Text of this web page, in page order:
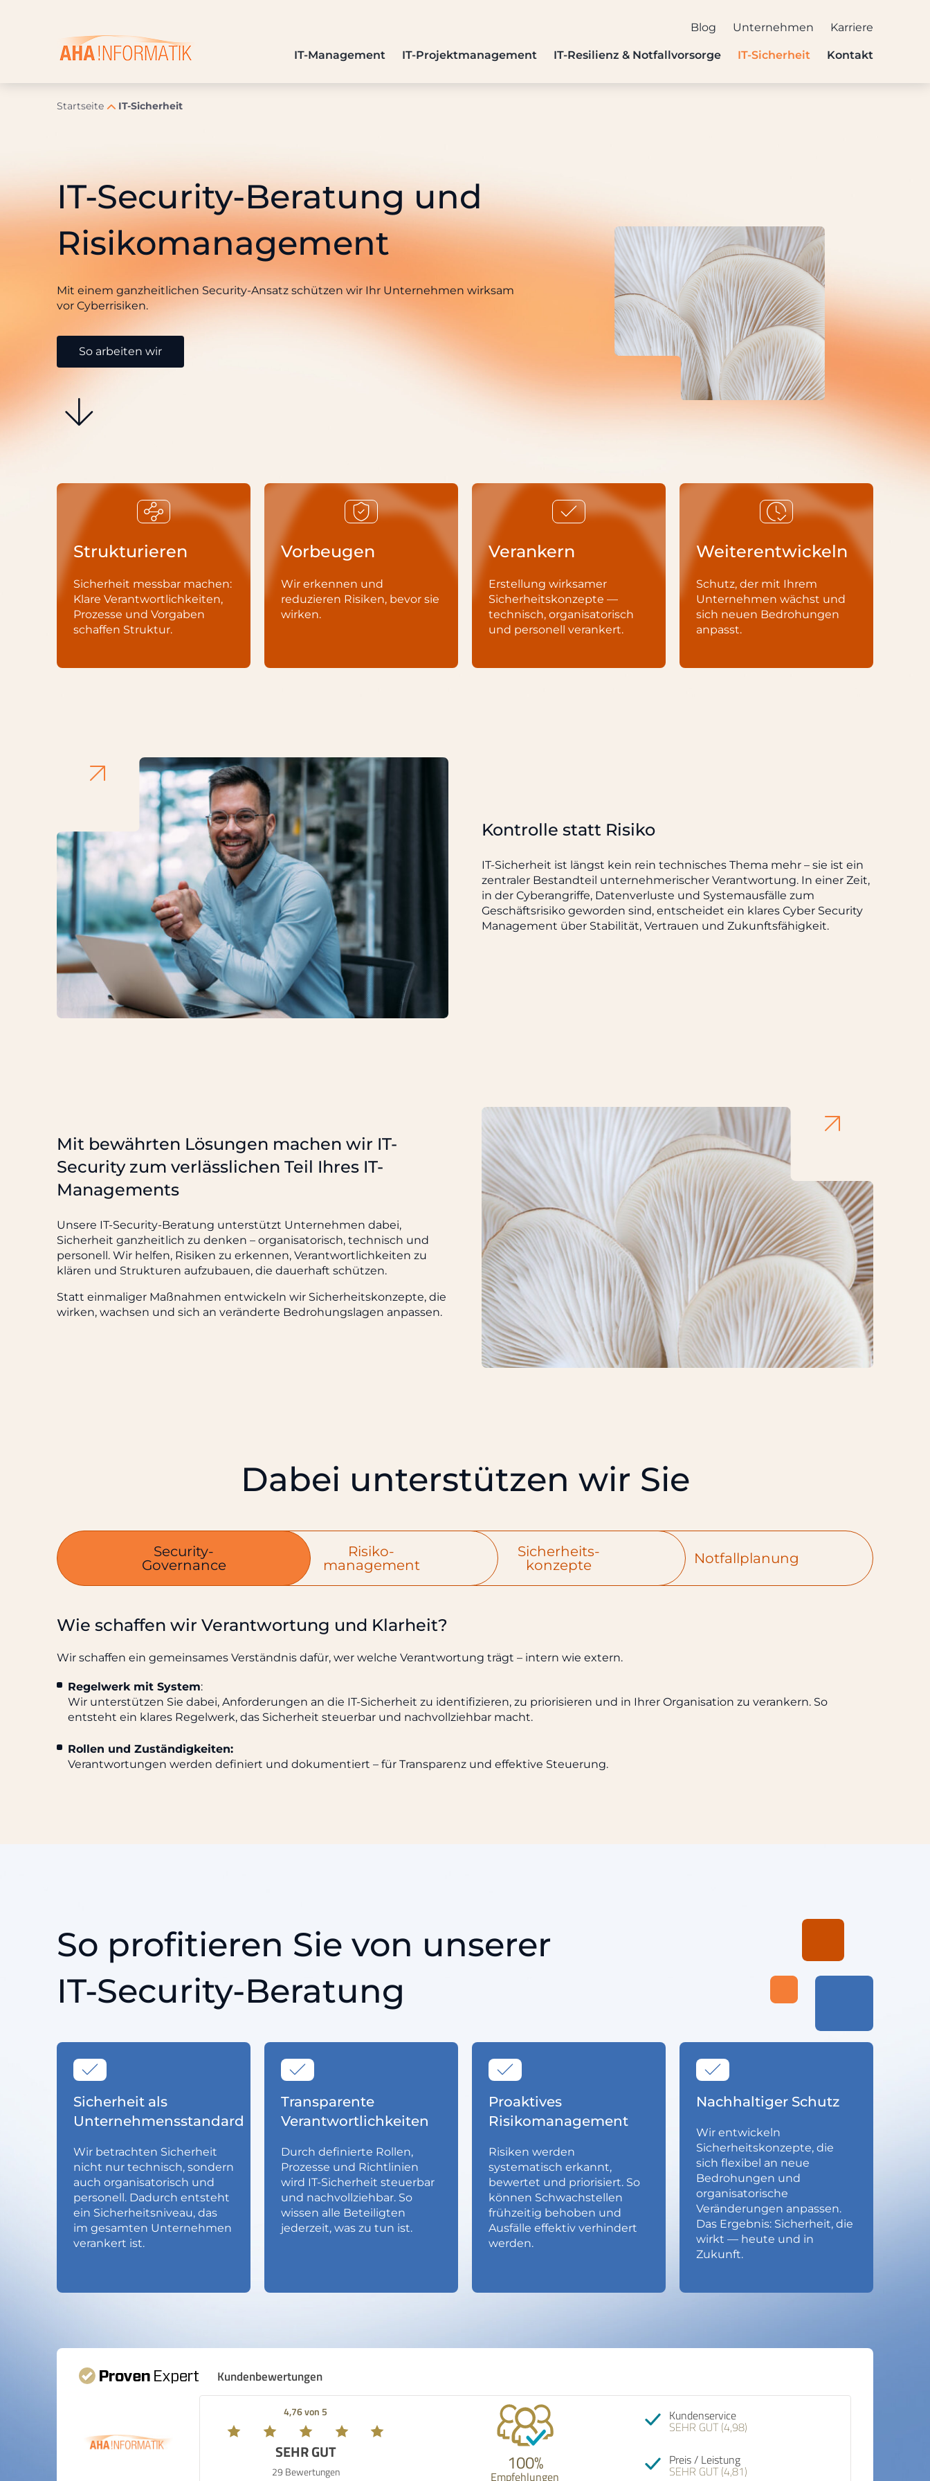
Blog Unternehmen Karriere
IT-Management IT-Projektmanagement IT-Resilienz & Notfallvorsorge IT-Sicherheit Kontakt
Startseite IT-Sicherheit
IT-Security-Beratung und
Risiko­management
Mit einem ganzheitlichen Security-Ansatz schützen wir Ihr Unternehmen wirksam
vor Cyberrisiken.
So arbeiten wir
Strukturieren
Sicherheit messbar machen:
Klare Verantwortlichkeiten,
Prozesse und Vorgaben
schaffen Struktur.
Vorbeugen
Wir erkennen und
reduzieren Risiken, bevor sie
wirken.
Verankern
Erstellung wirksamer
Sicherheitskonzepte —
technisch, organisatorisch
und personell verankert.
Weiterentwickeln
Schutz, der mit Ihrem
Unternehmen wächst und
sich neuen Bedrohungen
anpasst.
Kontrolle statt Risiko
IT-Sicherheit ist längst kein rein technisches Thema mehr – sie ist ein
zentraler Bestandteil unternehmerischer Verantwortung. In einer Zeit,
in der Cyberangriffe, Datenverluste und Systemausfälle zum
Geschäftsrisiko geworden sind, entscheidet ein klares Cyber Security
Management über Stabilität, Vertrauen und Zukunftsfähigkeit.
Mit bewährten Lösungen machen wir IT-
Security zum verlässlichen Teil Ihres IT-
Managements
Unsere IT-Security-Beratung unterstützt Unternehmen dabei,
Sicherheit ganzheitlich zu denken – organisatorisch, technisch und
personell. Wir helfen, Risiken zu erkennen, Verantwortlichkeiten zu
klären und Strukturen aufzubauen, die dauerhaft schützen.
Statt einmaliger Maßnahmen entwickeln wir Sicherheitskonzepte, die
wirken, wachsen und sich an veränderte Bedrohungslagen anpassen.
Dabei unterstützen wir Sie
Security-
Governance
Risiko­
management
Sicherheits­
konzepte
Notfallplanung
Wie schaffen wir Verantwortung und Klarheit?
Wir schaffen ein gemeinsames Verständnis dafür, wer welche Verantwortung trägt – intern wie extern.
Regelwerk mit System:
Wir unterstützen Sie dabei, Anforderungen an die IT-Sicherheit zu identifizieren, zu priorisieren und in Ihrer Organisation zu verankern. So
entsteht ein klares Regelwerk, das Sicherheit steuerbar und nachvollziehbar macht.
Rollen und Zuständigkeiten:
Verantwortungen werden definiert und dokumentiert – für Transparenz und effektive Steuerung.
So profitieren Sie von unserer
IT-Security-Beratung
Sicherheit als
Unternehmensstandard
Wir betrachten Sicherheit
nicht nur technisch, sondern
auch organisatorisch und
personell. Dadurch entsteht
ein Sicherheitsniveau, das
im gesamten Unternehmen
verankert ist.
Transparente
Verantwortlichkeiten
Durch definierte Rollen,
Prozesse und Richtlinien
wird IT-Sicherheit steuerbar
und nachvollziehbar. So
wissen alle Beteiligten
jederzeit, was zu tun ist.
Proaktives
Risikomanagement
Risiken werden
systematisch erkannt,
bewertet und priorisiert. So
können Schwachstellen
frühzeitig behoben und
Ausfälle effektiv verhindert
werden.
Nachhaltiger Schutz
Wir entwickeln
Sicherheitskonzepte, die
sich flexibel an neue
Bedrohungen und
organisatorische
Veränderungen anpassen.
Das Ergebnis: Sicherheit, die
wirkt — heute und in
Zukunft.
Kundenbewertungen
4,76 von 5
SEHR GUT
29 Bewertungen 100%
Empfehlungen
Kundenservice
SEHR GUT (4,98)
Preis / Leistung
SEHR GUT (4,81)